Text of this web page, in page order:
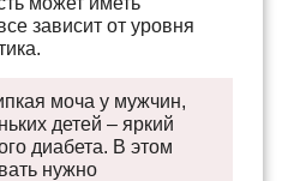
зависит от уровня
моча у мужчин,
детей – яркий
диабета. В этом
нужно